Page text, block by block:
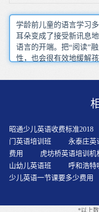
学龄前儿童的语言学习
耳朵变成了接受新讯息
语言的开端。把“阅读”
性，也会很有效地缓解
长时间地写字，不但会
这其中有很多是高频日
养孩子语言表达的情绪
等，在这些能力的加持
语文基础学科的各方面
听力入手。换言之，英
英语学习重点，更加注
词的量外，也会涉及句
昭通少儿英语收费标准2018
门英语培训班
永泰庄英
费用
虎坊桥英语培训机
山幼儿英语班
呼和浩特
少儿英语一节课要多少费用
*以上